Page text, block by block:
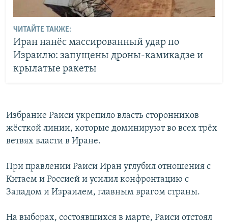
ЧИТАЙТЕ ТАКЖЕ:
Иран нанёс массированный удар по
Израилю: запущены дроны-камикадзе и
крылатые ракеты
Избрание Раиси укрепило власть сторонников
жёсткой линии, которые доминируют во всех трёх
ветвях власти в Иране.
При правлении Раиси Иран углубил отношения с
Китаем и Россией и усилил конфронтацию с
Западом и Израилем, главным врагом страны.
На выборах, состоявшихся в марте, Раиси отстоял